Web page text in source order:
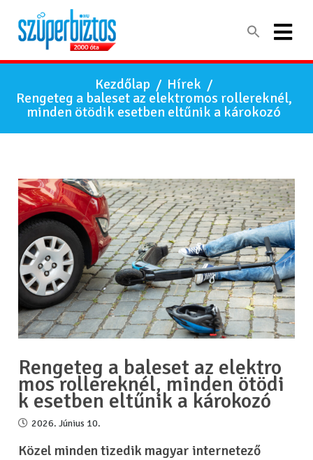
Kezdőlap / Hírek /
Rengeteg a baleset az elektromos rollereknél,
minden ötödik esetben eltűnik a károkozó
Rengeteg a baleset az elektro
mos rollereknél, minden ötödi
k esetben eltűnik a károkozó
2026. Június 10.
Közel minden tizedik magyar internetező